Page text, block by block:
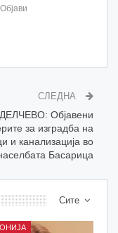
СЛЕДНА
ДЕЛЧЕВО: Објавени
за изградба на
и канализација во
Басарица
Сите